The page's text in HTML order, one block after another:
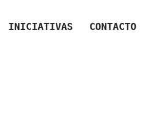
INICIATIVAS CONTACTO